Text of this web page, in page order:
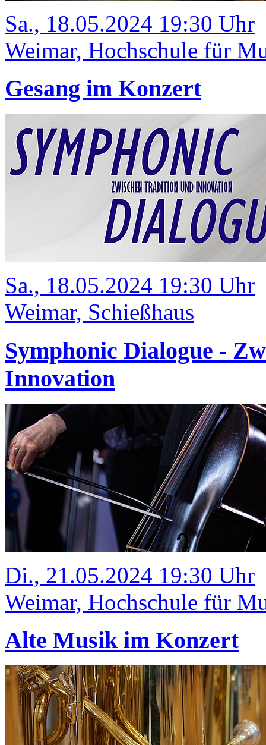
Sa., 18.05.2024 19:30 Uhr
Weimar, Hochschule für
Gesang im Konzert
Sa., 18.05.2024 19:30 Uhr
Weimar, Schießhaus
Symphonic Dialogue -
Innovation
Di., 21.05.2024 19:30 Uhr
Weimar, Hochschule für
Alte Musik im Konzert